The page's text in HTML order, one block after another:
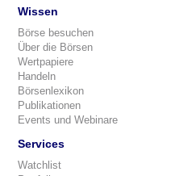
Wissen
Börse besuchen
Über die Börsen
Wertpapiere
Handeln
Börsenlexikon
Publikationen
Events und Webinare
Services
Watchlist